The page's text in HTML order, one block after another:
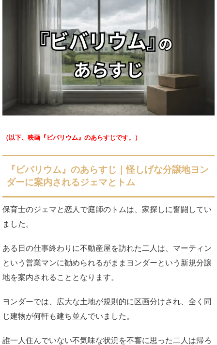
（以下、映画『ビバリウム』のあらすじです。）
『ビバリウム』のあらすじ｜怪しげな分譲地ヨン
ダーに案内されるジェマとトム
保育士のジェマと恋人で庭師のトムは、家探しに奮闘してい
ました。
ある日の仕事終わりに不動産屋を訪れた二人は、マーティン
という営業マンに勧められるがままヨンダーという新規分譲
地を案内されることとなります。
ヨンダーでは、広大な土地が規則的に区画分けされ、全く同
じ建物が何軒も建ち並んでいました。
誰一人住んでいない不気味な状況を不審に思った二人は帰ろ